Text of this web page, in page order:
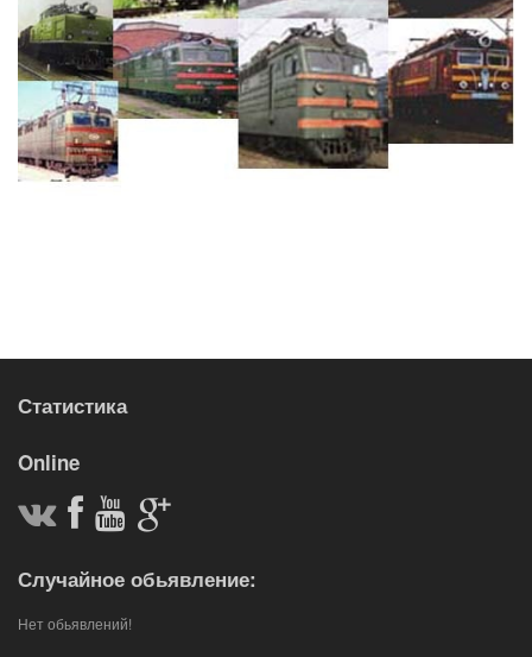
Статистика
Online
Случайное обьявление:
Нет обьявлений!